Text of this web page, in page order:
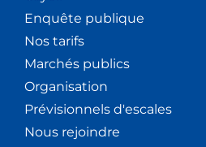
Enquête publique
Nos tarifs
Marchés publics
Organisation
Prévisionnels d'escales
Nous rejoindre